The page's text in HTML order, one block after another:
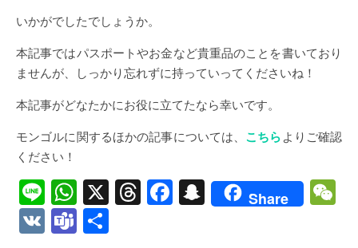
いかがでしたでしょうか。
本記事ではパスポートやお金など貴重品のことを書いており
ませんが、しっかり忘れずに持っていってくださいね！
本記事がどなたかにお役に立てたなら幸いです。
モンゴルに関するほかの記事については、 こちら よりご確認
ください！
LineWhatsApp
X Threads
Facebook
Snapchat
Share
VK Teams